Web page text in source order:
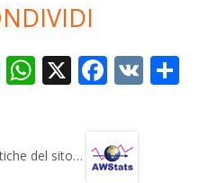
T
gr
W
s
X F
b
V
del sito…